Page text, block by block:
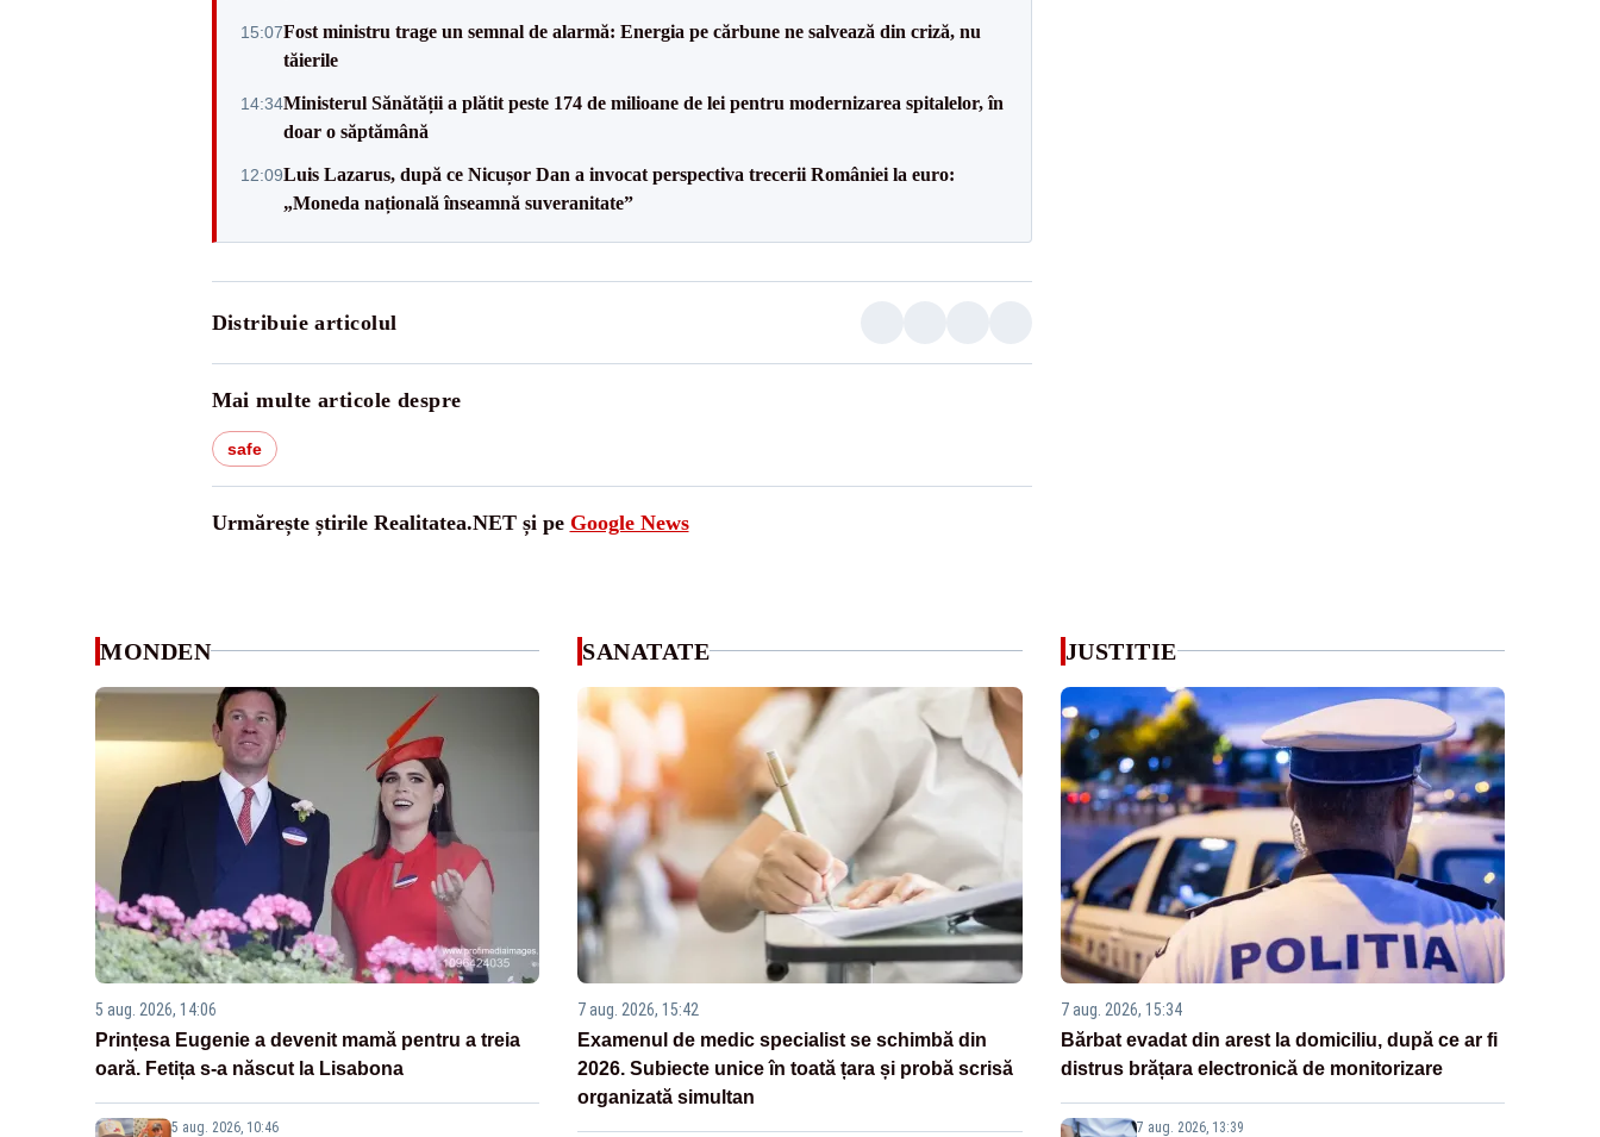
15:07Fost ministru trage un semnal de alarmă: Energia pe cărbune ne salvează din criză, nu
tăierile
14:34Ministerul Sănătății a plătit peste 174 de milioane de lei pentru modernizarea spitalelor, în
doar o săptămână
12:09Luis Lazarus, după ce Nicușor Dan a invocat perspectiva trecerii României la euro:
„Moneda națională înseamnă suveranitate”
Distribuie articolul
Mai multe articole despre
safe
Urmărește știrile Realitatea.NET și pe Google News
MONDEN
5 aug. 2026, 14:06
Prințesa Eugenie a devenit mamă pentru a treia
oară. Fetița s-a născut la Lisabona
5 aug. 2026, 10:46
SANATATE
7 aug. 2026, 15:42
Examenul de medic specialist se schimbă din
2026. Subiecte unice în toată țara și probă scrisă
organizată simultan
JUSTITIE
7 aug. 2026, 15:34
Bărbat evadat din arest la domiciliu, după ce ar fi
distrus brățara electronică de monitorizare
7 aug. 2026, 13:39